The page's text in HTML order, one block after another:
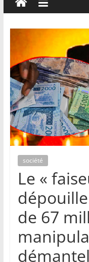
société
Le «
de 67